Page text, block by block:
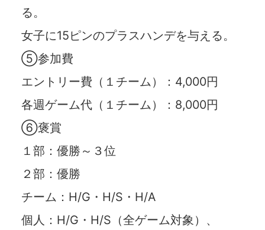
る。
女子に15ピンのプラスハンデを与える。
⑤参加費
エントリー費（１チーム）：4,000円
各週ゲーム代（１チーム）：8,000円
⑥褒賞
１部：優勝～３位
２部：優勝
チーム：H/G・H/S・H/A
個人：H/G・H/S（全ゲーム対象）、